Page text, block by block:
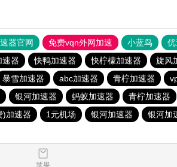
器官网 免费vqn外网加速 小蓝鸟
速器 快鸭加速器 快柠檬加速器 旋风
暴雪加速器 abc加速器 青柠加速器
银河加速器 蚂蚁加速器 青柠加速器
)加速器 1元机场 银河加速器 银河加
苹果